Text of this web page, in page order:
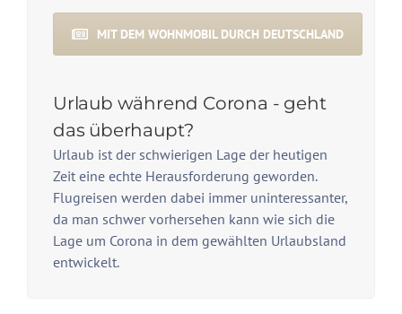
MIT DEM WOHNMOBIL DURCH DEUTSCHLAND
Urlaub während Corona - geht
das überhaupt?
Urlaub ist der schwierigen Lage der heutigen
Zeit eine echte Herausforderung geworden.
Flugreisen werden dabei immer uninteressanter,
da man schwer vorhersehen kann wie sich die
Lage um Corona in dem gewählten Urlaubsland
entwickelt.